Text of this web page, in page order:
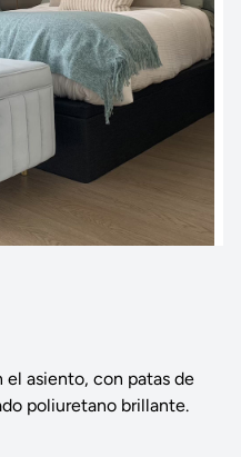
el asiento, con patas de
poliuretano brillante.